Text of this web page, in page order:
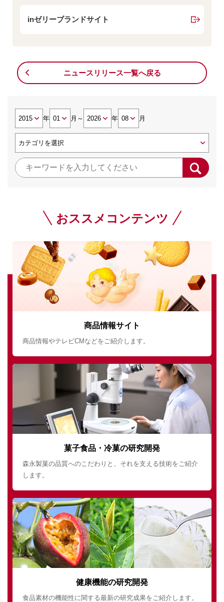
inゼリーブランドサイト
ニュースリリース一覧へ戻る
年 月 ～ 年 月
おススメコンテンツ
商品情報サイト
商品情報やテレビCMなどをご紹介します。
菓子食品・冷菓の研究開発
森永製菓の品質へのこだわりと、それを支える技術をご紹介
します。
健康機能の研究開発
食品素材の機能性に関する最新の研究成果をご紹介します。